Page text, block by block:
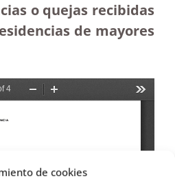
de cookies
o quejas recibidas
de mayores